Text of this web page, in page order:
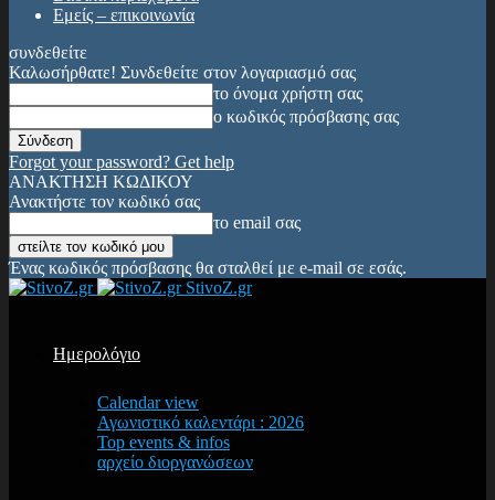
Εμείς – επικοινωνία
συνδεθείτε
Καλωσήρθατε! Συνδεθείτε στον λογαριασμό σας
το όνομα χρήστη σας
ο κωδικός πρόσβασης σας
Forgot your password? Get help
ΑΝΑΚΤΗΣΗ ΚΩΔΙΚΟΥ
Ανακτήστε τον κωδικό σας
το email σας
Ένας κωδικός πρόσβασης θα σταλθεί με e-mail σε εσάς.
StivoZ.gr
Ημερολόγιο
Calendar view
Αγωνιστικό καλεντάρι : 2026
Top events & infos
αρχείο διοργανώσεων